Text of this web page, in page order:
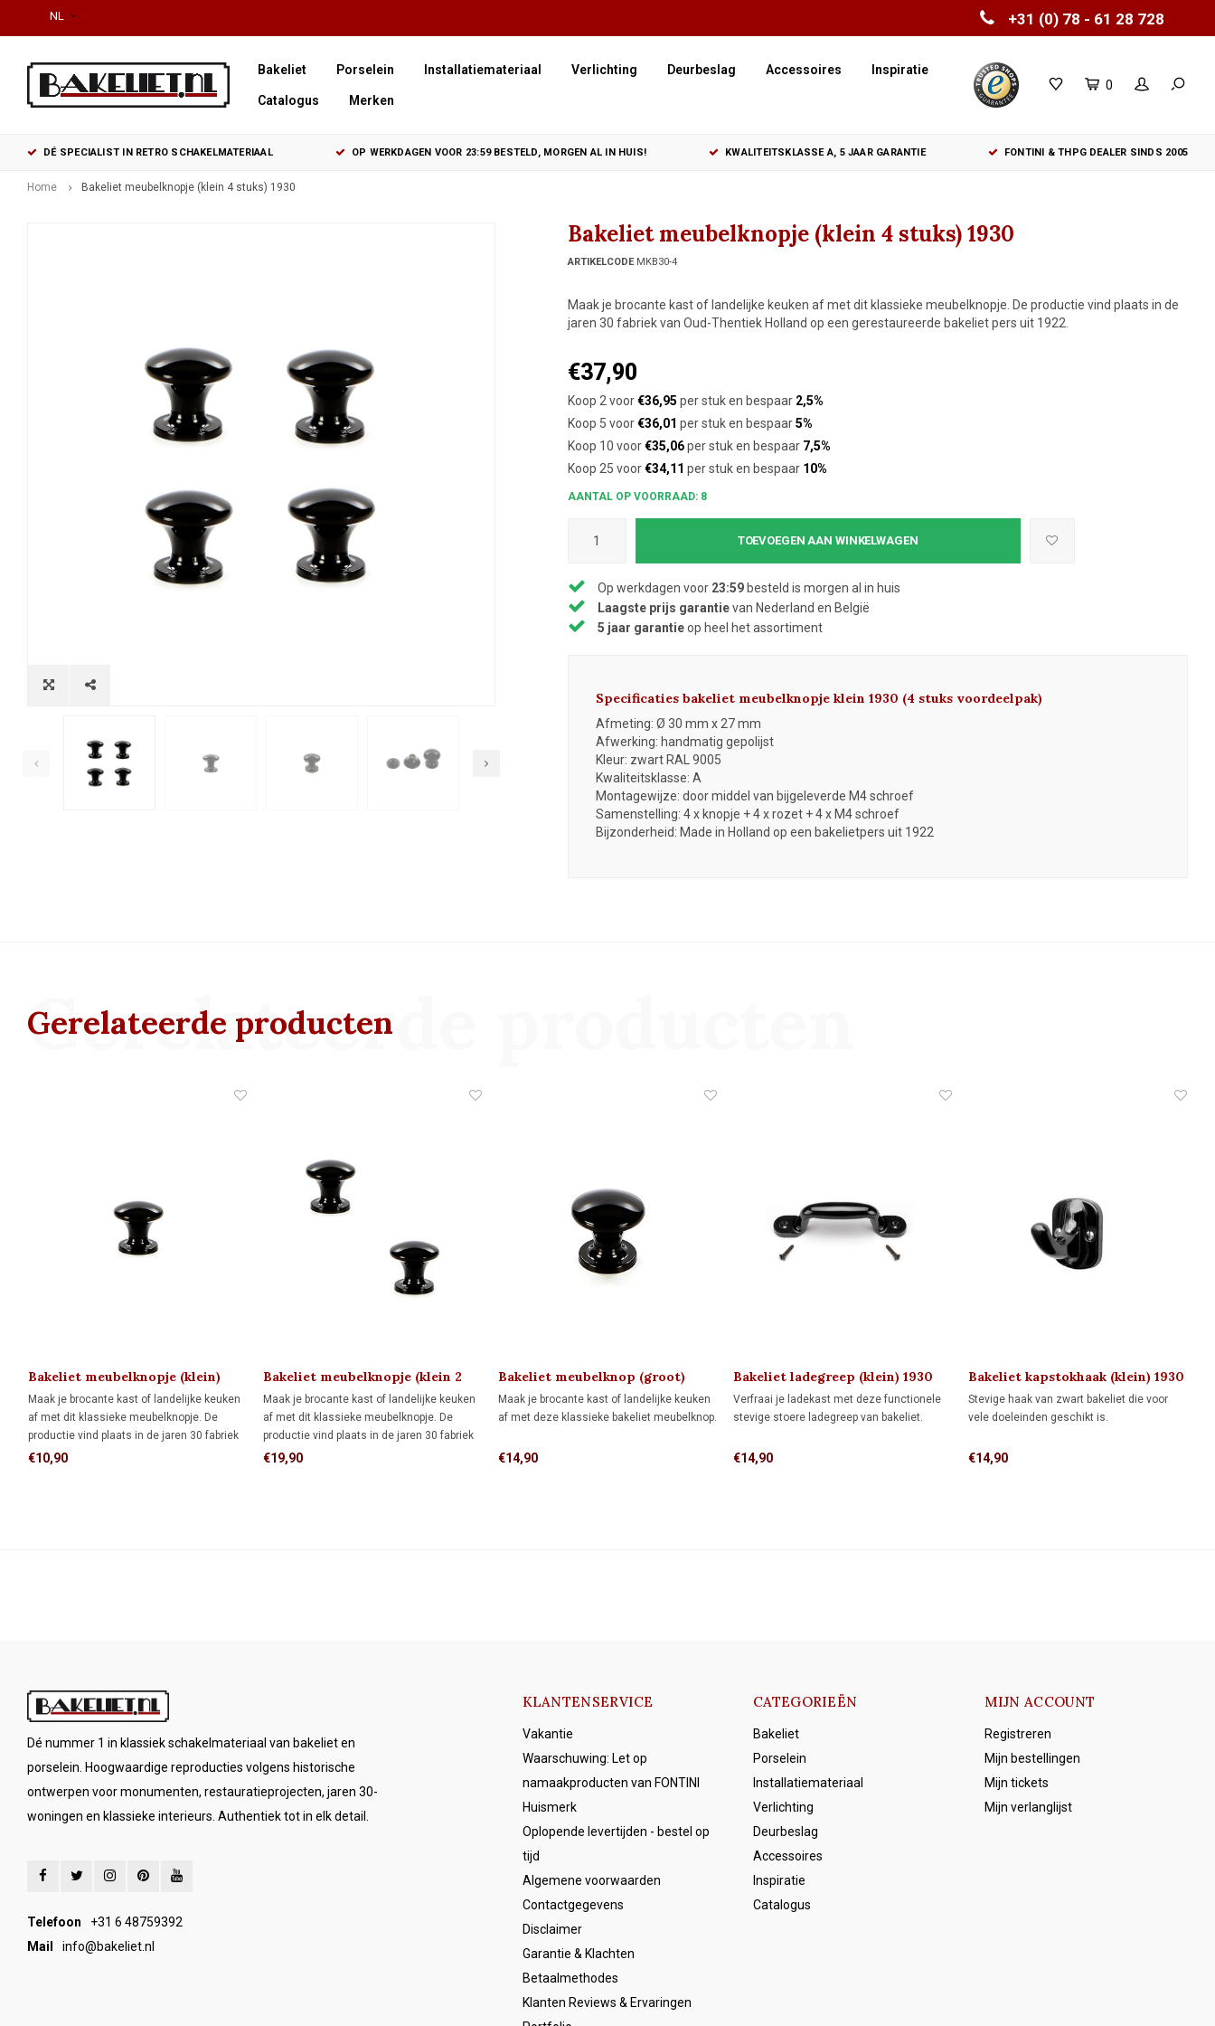
+31 (0) 78 - 61 28 728
NL
Bakeliet Porselein Installatiemateriaal Verlichting Deurbeslag Accessoires Inspiratie
Catalogus Merken
0
DÉ SPECIALIST IN RETRO SCHAKELMATERIAAL OP WERKDAGEN VOOR 23:59 BESTELD, MORGEN AL IN HUIS! KWALITEITSKLASSE A, 5 JAAR GARANTIE FONTINI & THPG DEALER SINDS 2005
Home Bakeliet meubelknopje (klein 4 stuks) 1930
Bakeliet meubelknopje (klein 4 stuks) 1930
ARTIKELCODEMKB30-4
Maak je brocante kast of landelijke keuken af met dit klassieke meubelknopje. De productie vind plaats in de
jaren 30 fabriek van Oud-Thentiek Holland op een gerestaureerde bakeliet pers uit 1922.
€37,90
Koop 2 voor€36,95 per stuk en bespaar 2,5%
Koop 5 voor€36,01 per stuk en bespaar5%
Koop 10 voor€35,06per stuk en bespaar 7,5%
Koop 25 voor€34,11 per stuk en bespaar 10%
AANTAL OP VOORRAAD: 8
TOEVOEGEN AAN WINKELWAGEN
Op werkdagen voor 23:59besteld is morgen al in huis
Laagste prijs garantievan Nederland en België
5 jaar garantieop heel het assortiment
Specificaties bakeliet meubelknopje klein 1930 (4 stuks voordeelpak)
Afmeting: Ø 30 mm x 27 mm
Afwerking: handmatig gepolijst
Kleur: zwart RAL 9005
Kwaliteitsklasse: A
Montagewijze: door middel van bijgeleverde M4 schroef
Samenstelling: 4 x knopje + 4 x rozet + 4 x M4 schroef
Bijzonderheid: Made in Holland op een bakelietpers uit 1922
Gerelateerde producten
Gerelateerde producten
Bakeliet meubelknopje (klein)
1930
Maak je brocante kast of landelijke keuken
af met dit klassieke meubelknopje. De
productie vind plaats in de jaren 30 fabriek
van Oud-Thentiek Holland op een
€10,90
Bakeliet meubelknopje (klein 2
stuks) 1930
Maak je brocante kast of landelijke keuken
af met dit klassieke meubelknopje. De
productie vind plaats in de jaren 30 fabriek
van Oud-Thentiek Holland op een
€19,90
Bakeliet meubelknop (groot)
1930
Maak je brocante kast of landelijke keuken
af met deze klassieke bakeliet meubelknop.
€14,90
Bakeliet ladegreep (klein) 1930
Verfraai je ladekast met deze functionele
stevige stoere ladegreep van bakeliet.
€14,90
Bakeliet kapstokhaak (klein) 1930
Stevige haak van zwart bakeliet die voor
vele doeleinden geschikt is.
€14,90
Dé nummer 1 in klassiek schakelmateriaal van bakeliet en
porselein. Hoogwaardige reproducties volgens historische
ontwerpen voor monumenten, restauratieprojecten, jaren 30-
woningen en klassieke interieurs. Authentiek tot in elk detail.
Telefoon
+31 6 48759392
Mail
info@bakeliet.nl
KLANTENSERVICE
Vakantie
Waarschuwing: Let op
namaakproducten van FONTINI
Huismerk
Oplopende levertijden - bestel op
tijd
Algemene voorwaarden
Contactgegevens
Disclaimer
Garantie & Klachten
Betaalmethodes
Klanten Reviews & Ervaringen
CATEGORIEËN
Bakeliet
Porselein
Installatiemateriaal
Verlichting
Deurbeslag
Accessoires
Inspiratie
Catalogus
MIJN ACCOUNT
Registreren
Mijn bestellingen
Mijn tickets
Mijn verlanglijst